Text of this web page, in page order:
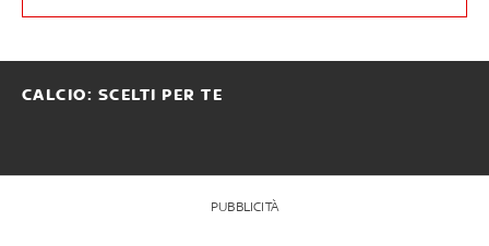
CALCIO: SCELTI PER TE
PUBBLICITÀ